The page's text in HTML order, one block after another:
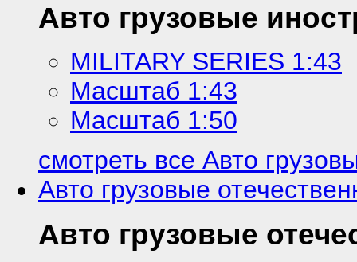
Авто грузовые
MILITARY SERIES 1:43
Масштаб 1:43
Масштаб 1:50
смотреть все Авто
Авто грузовые
Авто грузовые